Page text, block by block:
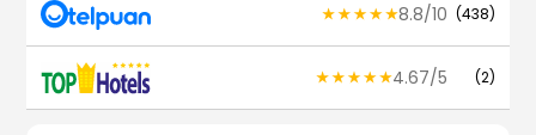
8.8/10 (438)
4.67/5 (2)